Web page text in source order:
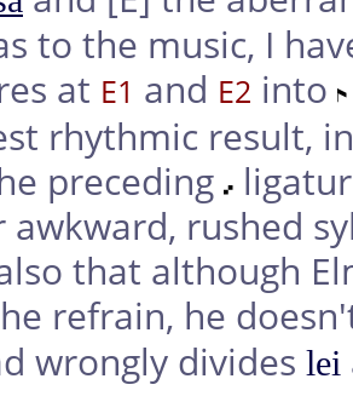
to the music, I
at E1 and E2 into
rhythmic result,
preceding
awkward, rushed
that although
refrain, he
wrongly divides lei